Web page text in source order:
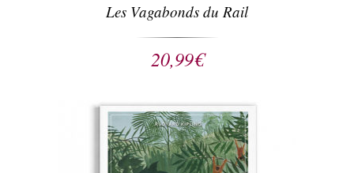
Les Vagabonds du Rail
20,99€